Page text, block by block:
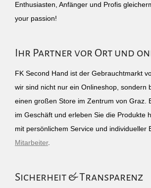
Enthusiasten, Anfänger und Profis
your passion!
Ihr Partner vor Ort und
FK Second Hand ist der Gebrauchtmarkt
wir sind nicht nur ein Onlineshop, sondern
einen großen Store im Zentrum von Graz.
im Geschäft und erleben Sie die Produkte
mit persönlichem Service und individueller
Mitarbeiter.
Sicherheit & Transparenz